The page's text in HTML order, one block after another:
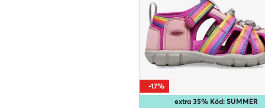
extra 35% Kód: SUMMER
-17%